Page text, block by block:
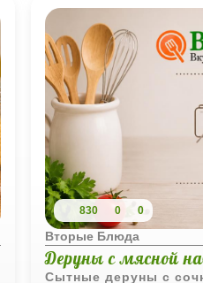
830 0 0
Вторые Блюда
Деруны с мясной
Сытные деруны с